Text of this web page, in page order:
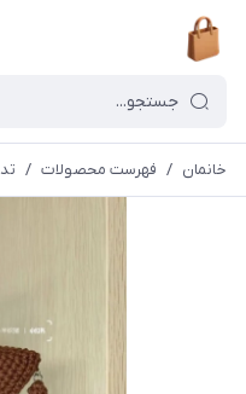
خانمان / فهرست محصولات /